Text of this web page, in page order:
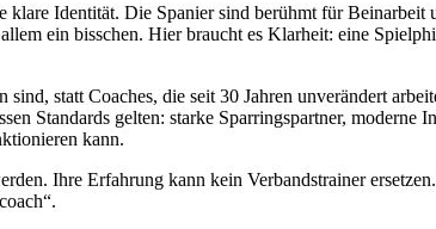
klare Identität. Die Spanier sind berühmt für
ein bisschen. Hier braucht es Klarheit: eine
statt Coaches, die seit 30 Jahren unverändert
Standards gelten: starke Sparringspartner, moderne
kann.
Ihre Erfahrung kann kein Verbandstrainer